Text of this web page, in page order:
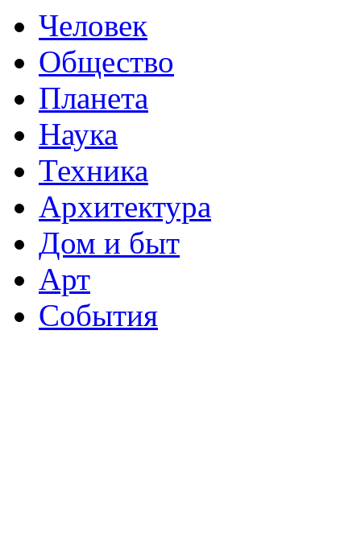
Человек
Общество
Планета
Наука
Техника
Архитектура
Дом и быт
Арт
События